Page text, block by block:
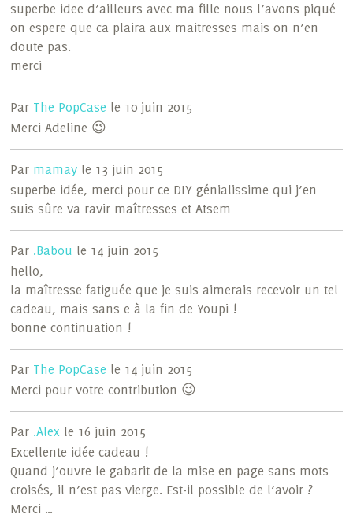
superbe idee d’ailleurs avec ma fille nous l’avons piqué
on espere que ca plaira aux maitresses mais on n’en
doute pas.
merci
Par The PopCase le 10 juin 2015
Merci Adeline 😉
Par mamay le 13 juin 2015
superbe idée, merci pour ce DIY génialissime qui j’en
suis sûre va ravir maîtresses et Atsem
Par .Babou le 14 juin 2015
hello,
la maîtresse fatiguée que je suis aimerais recevoir un tel
cadeau, mais sans e à la fin de Youpi !
bonne continuation !
Par The PopCase le 14 juin 2015
Merci pour votre contribution 😉
Par .Alex le 16 juin 2015
Excellente idée cadeau !
Quand j’ouvre le gabarit de la mise en page sans mots
croisés, il n’est pas vierge. Est-il possible de l’avoir ?
Merci …